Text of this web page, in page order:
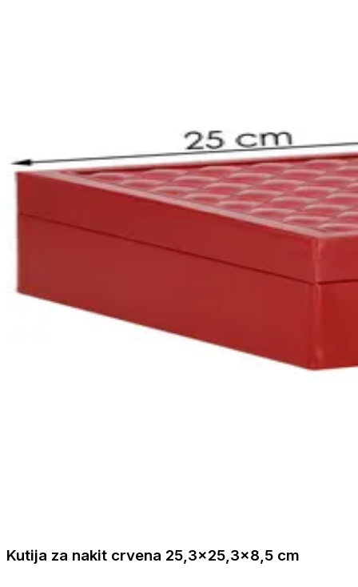
Kutija za nakit crvena 25,3x25,3x8,5 cm